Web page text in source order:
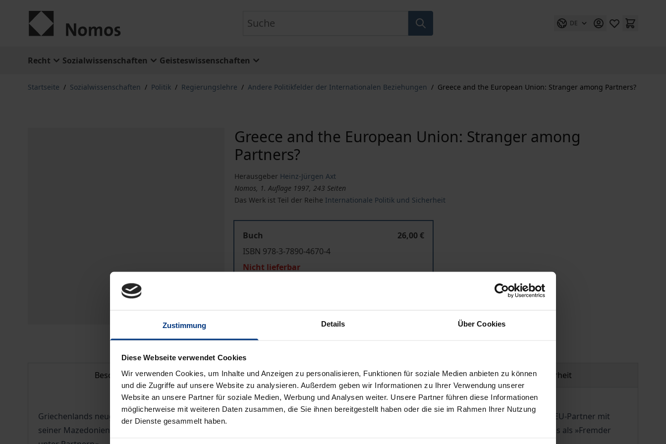
Zustimmung Details Über Cookies
Diese Webseite verwendet Cookies
Wir verwenden Cookies, um Inhalte und Anzeigen zu personalisieren, Funktionen für soziale Medien anbieten zu können
und die Zugriffe auf unsere Website zu analysieren. Außerdem geben wir Informationen zu Ihrer Verwendung unserer
Website an unsere Partner für soziale Medien, Werbung und Analysen weiter. Unsere Partner führen diese Informationen
möglicherweise mit weiteren Daten zusammen, die Sie ihnen bereitgestellt haben oder die sie im Rahmen Ihrer Nutzung
der Dienste gesammelt haben.
DE
Recht Sozialwissenschaften Geisteswissenschaften
Startseite / Sozialwissenschaften / Politik / Regierungslehre / Andere Politikfelder der Internationalen Beziehungen / Greece and the European Union: Stranger among Partners?
Greece and the European Union: Stranger among
Partners?
Herausgeber Heinz-Jürgen Axt
Nomos, 1. Auflage 1997, 243 Seiten
Das Werk ist Teil der Reihe Internationale Politik und Sicherheit
Buch
26,00 €
ISBN 978-3-7890-4670-4
Nicht lieferbar
Hinweise zu Versandkosten
Beschreibung Bibliografische Angaben Produktsicherheit
Griechenlands neugewählte Regierung unter Kostas Simitis setzt auf Europa. Nur zu gut kann man sich der Zeiten erinnern, da Athen die EU-Partner mit
seiner Mazedonienpolitik strapaziert hat. Aus der Sicht des kürzlich verstorbenen Andreas Papandreou empfand sich Griechenland damals als »Fremder